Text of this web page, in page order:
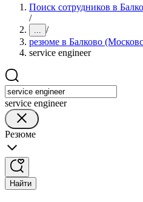
Поиск сотрудников в
/
... /
резюме в Балково
service engineer
service engineer
Резюме
Найти